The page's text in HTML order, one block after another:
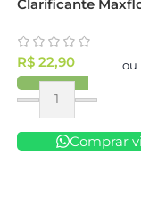
Clarificante
R$22,90 ou
Comprar